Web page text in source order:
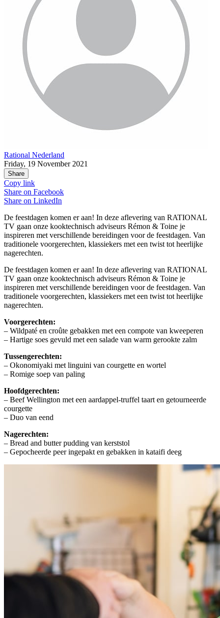
Rational Nederland
Friday, 19 November 2021
Share
Copy link
Share on Facebook
Share on LinkedIn
De feestdagen komen er aan! In deze aflevering van RATIONAL
TV gaan onze kooktechnisch adviseurs Rémon & Toine je
inspireren met verschillende bereidingen voor de feestdagen. Van
traditionele voorgerechten, klassiekers met een twist tot heerlijke
nagerechten.
De feestdagen komen er aan! In deze aflevering van RATIONAL
TV gaan onze kooktechnisch adviseurs Rémon & Toine je
inspireren met verschillende bereidingen voor de feestdagen. Van
traditionele voorgerechten, klassiekers met een twist tot heerlijke
nagerechten.
Voorgerechten:
– Wildpaté en croûte gebakken met een compote van kweeperen
– Hartige soes gevuld met een salade van warm gerookte zalm
Tussengerechten:
– Okonomiyaki met linguini van courgette en wortel
– Romige soep van paling
Hoofdgerechten:
– Beef Wellington met een aardappel-truffel taart en getourneerde
courgette
– Duo van eend
Nagerechten:
– Bread and butter pudding van kerststol
– Gepocheerde peer ingepakt en gebakken in kataifi deeg